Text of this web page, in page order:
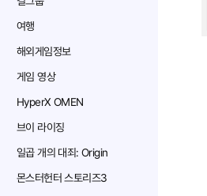
여행
해외게임정보
게임 영상
HyperX OMEN
브이 라이징
일곱 개의 대죄: Origin
몬스터헌터 스토리즈3